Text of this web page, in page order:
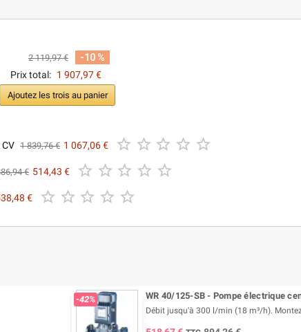
2 119,97 €
-10 %
Prix total: 1 907,97 €
Ajoutez les trois au panier
1 839,76 € 1 067,06 €     
€ 514,43 €     
€     
-42% WR 40/125-SB - Pompe électrique
Débit jusqu'à 300 l/min (18 m³/h).